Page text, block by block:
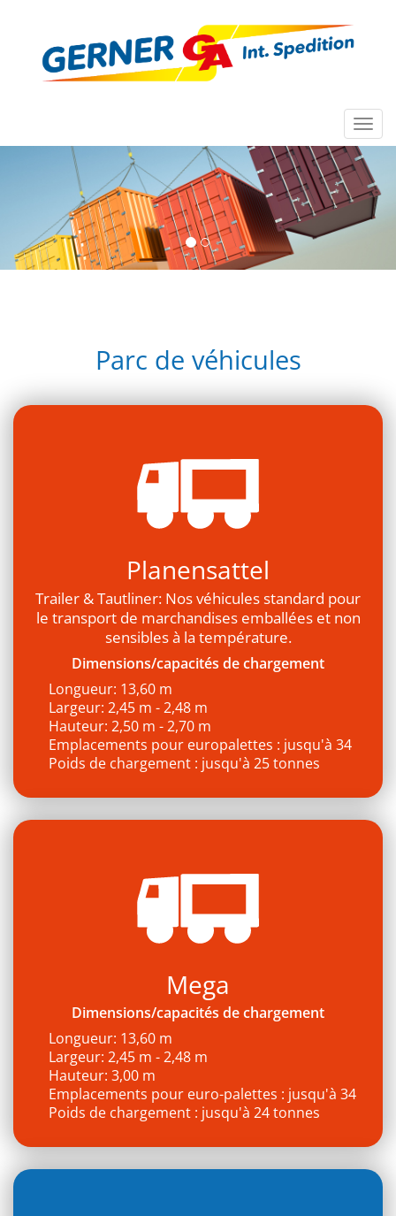
Parc de véhicules
Planensattel
Trailer & Tautliner: Nos véhicules standard pour
le transport de marchandises emballées et non
sensibles à la température.
Dimensions/capacités de chargement
Longueur: 13,60 m
Largeur: 2,45 m - 2,48 m
Hauteur: 2,50 m - 2,70 m
Emplacements pour europalettes : jusqu'à 34
Poids de chargement : jusqu'à 25 tonnes
Mega
Dimensions/capacités de chargement
Longueur: 13,60 m
Largeur: 2,45 m - 2,48 m
Hauteur: 3,00 m
Emplacements pour euro-palettes : jusqu'à 34
Poids de chargement : jusqu'à 24 tonnes